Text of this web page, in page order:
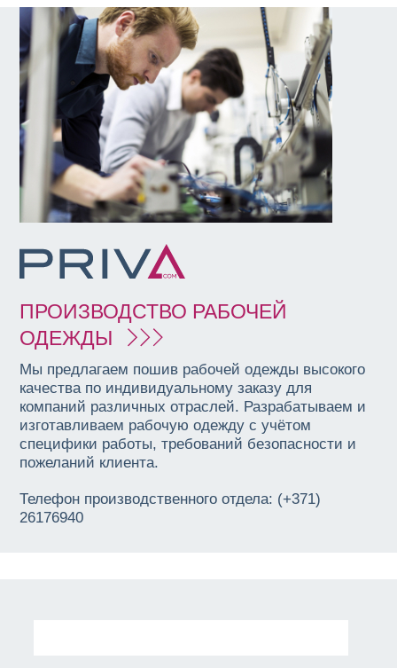
ПРОИЗВОДСТВО РАБОЧЕЙ
ОДЕЖДЫ
Мы предлагаем пошив рабочей одежды высокого
качества по индивидуальному заказу для
компаний различных отраслей. Разрабатываем и
изготавливаем рабочую одежду с учётом
специфики работы, требований безопасности и
пожеланий клиента.
Телефон производственного отдела: (+371)
26176940